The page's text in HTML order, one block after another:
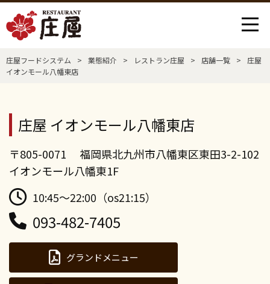
庄屋フードシステム > 業態紹介 > レストラン庄屋 > 店舗一覧 >
庄屋
イオンモール八幡東店
庄屋 イオンモール八幡東店
〒805-0071 福岡県北九州市八幡東区東田3-2-102
イオンモール八幡東1F
10:45～22:00（os21:15）
093-482-7405
グランドメニュー